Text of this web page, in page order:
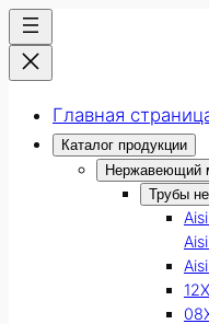
Главная
Каталог продукции
Нержавеющий
Трубы